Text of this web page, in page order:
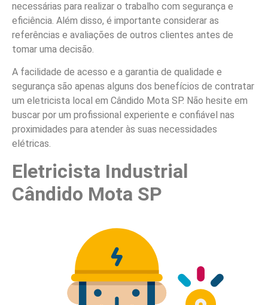
necessárias para realizar o trabalho com segurança e
eficiência. Além disso, é importante considerar as
referências e avaliações de outros clientes antes de
tomar uma decisão.
A facilidade de acesso e a garantia de qualidade e
segurança são apenas alguns dos benefícios de contratar
um eletricista local em Cândido Mota SP. Não hesite em
buscar por um profissional experiente e confiável nas
proximidades para atender às suas necessidades
elétricas.
Eletricista Industrial
Cândido Mota SP